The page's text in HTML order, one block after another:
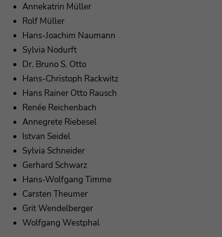
Annekatrin Müller
Rolf Müller
Hans-Joachim Naumann
Sylvia Nodurft
Dr. Bruno S. Otto
Hans-Christoph Rackwitz
Hans Rainer Otto Rausch
Renée Reichenbach
Annegrete Riebesel
Istvan Seidel
Sylvia Schneider
Gerhard Schwarz
Hans-Wolfgang Timme
Carsten Theumer
Grit Wendelberger
Wolfgang Westphal